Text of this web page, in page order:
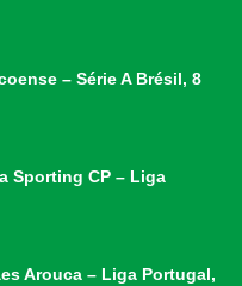
– Série A Brésil, 8
Sporting CP – Liga
Arouca – Liga Portugal,